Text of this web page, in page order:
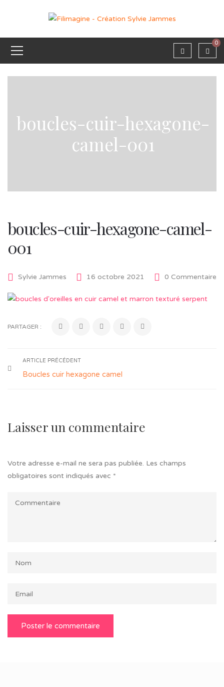
0
boucles-cuir-hexagone-
camel-001
boucles-cuir-hexagone-camel-
001
Sylvie Jammes 16 octobre 2021 0 Commentaire
PARTAGER :
ARTICLE PRÉCÉDENT
Boucles cuir hexagone camel
Laisser un commentaire
Votre adresse e-mail ne sera pas publiée. Les champs
obligatoires sont indiqués avec *